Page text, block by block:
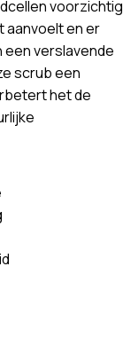
voorzichtig
aanvoelt en er
verslavende
scrub een
het de